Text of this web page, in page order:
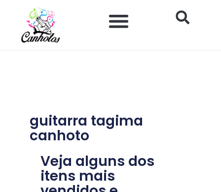
guitarra tagima
canhoto
Veja alguns dos
itens mais